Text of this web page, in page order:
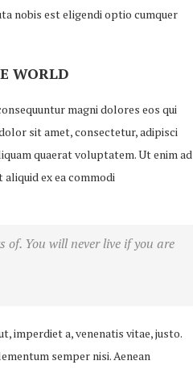
nobis est eligendi optio cumquer
WORLD
magni dolores eos qui
sit amet, consectetur, adipisci
quaerat voluptatem. Ut enim ad
ex ea commodi
of. You will never live if you are
imperdiet a, venenatis vitae, justo.
semper nisi. Aenean